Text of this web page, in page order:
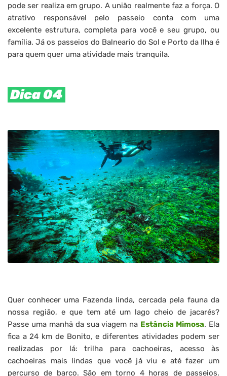
pode ser realiza em grupo. A união realmente faz a força. O
atrativo responsável pelo passeio conta com uma
excelente estrutura, completa para você e seu grupo, ou
família. Já os passeios do Balneario do Sol e Porto da Ilha é
para quem quer uma atividade mais tranquila.
Dica 04
Quer conhecer uma Fazenda linda, cercada pela fauna da
nossa região, e que tem até um lago cheio de jacarés?
Passe uma manhã da sua viagem na Estância Mimosa. Ela
fica a 24 km de Bonito, e diferentes atividades podem ser
realizadas por lá: trilha para cachoeiras, acesso às
cachoeiras mais lindas que você já viu e até fazer um
percurso de barco. São em torno 4 horas de passeios.